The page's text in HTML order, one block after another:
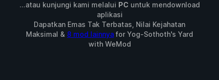
...atau kunjungi kami melalui PC untuk mendownload
aplikasi
Dapatkan Emas Tak Terbatas, Nilai Kejahatan
Maksimal & 8 mod lainnyafor Yog-Sothoth's Yard
with WeMod